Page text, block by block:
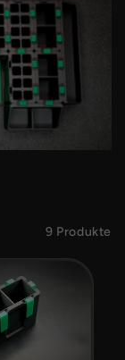
9 Produkte